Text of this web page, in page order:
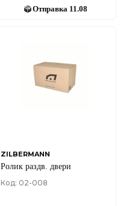
Отправка 11.08
ZILBERMANN
Ролик раздв. двери
Код: 02-008